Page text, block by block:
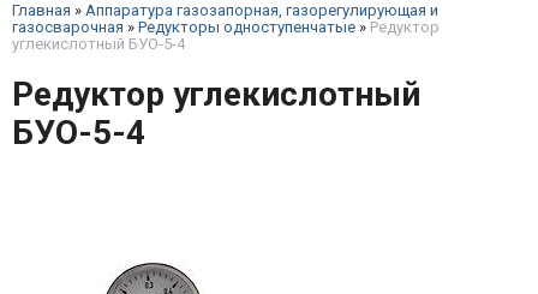
Главная » Аппаратура газозапорная, газорегулирующая и
газосварочная » Редукторы одноступенчатые » Редуктор
углекислотный БУО-5-4
Редуктор углекислотный
БУО-5-4